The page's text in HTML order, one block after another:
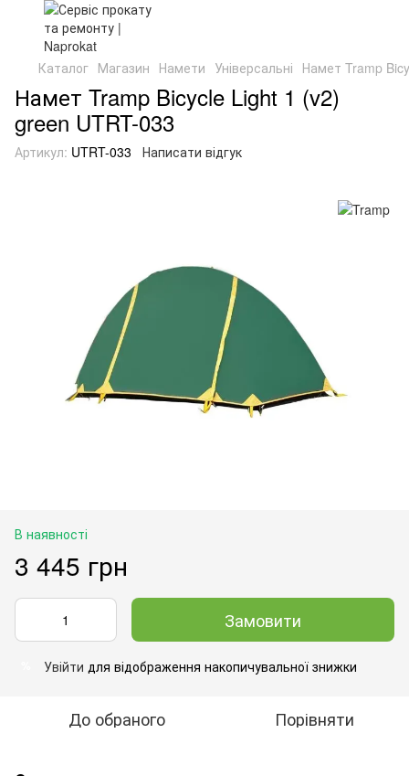
Каталог Магазин Намети Універсальні Намет Tramp
Намет Tramp Bicycle Light 1 (v2)
green UTRT-033
Артикул: UTRT-033 Написати відгук
В наявності
3 445 грн
Замовити
Увійти для відображення накопичувальної знижки
До обраного Порівняти